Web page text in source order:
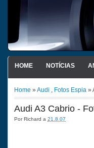
HOME NOTÍCIAS
Home » Audi , Fotos Espia »
Audi A3 Cabrio -
PorRichard a 21.8.07